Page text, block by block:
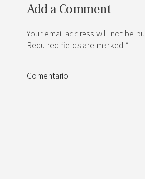
Add a Comment
Your email address will not be
Required fields are marked *
Comentario